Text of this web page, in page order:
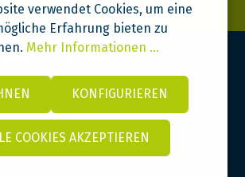
verwendet Cookies, um eine
Erfahrung bieten zu
Mehr Informationen ...
KONFIGURIEREN
COOKIES AKZEPTIEREN